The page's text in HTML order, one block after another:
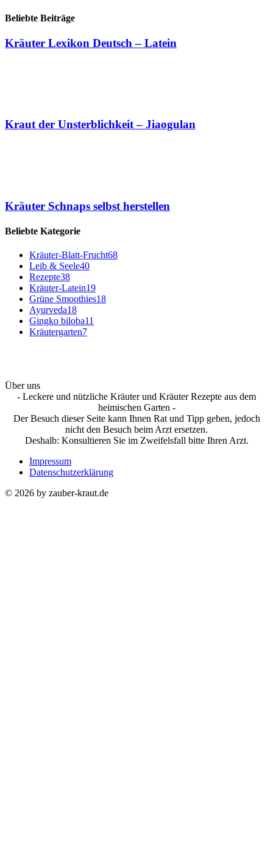
Beliebte Beiträge
Kräuter Lexikon Deutsch – Latein
Kraut der Unsterblichkeit – Jiaogulan
Kräuter Schnaps selbst herstellen
Beliebte Kategorie
Kräuter-Blatt-Frucht68
Leib & Seele40
Rezepte38
Kräuter-Latein19
Grüne Smoothies18
Ayurveda18
Gingko biloba11
Kräutergarten7
Über uns
- Leckere und nützliche Kräuter und Kräuter Rezepte aus dem
heimischen Garten -
Der Besuch dieser Seite kann Ihnen Rat und Tipp geben, jedoch
nicht den Besuch beim Arzt ersetzen.
Deshalb: Konsultieren Sie im Zweifelsfall bitte Ihren Arzt.
Impressum
Datenschutzerklärung
© 2026 by zauber-kraut.de